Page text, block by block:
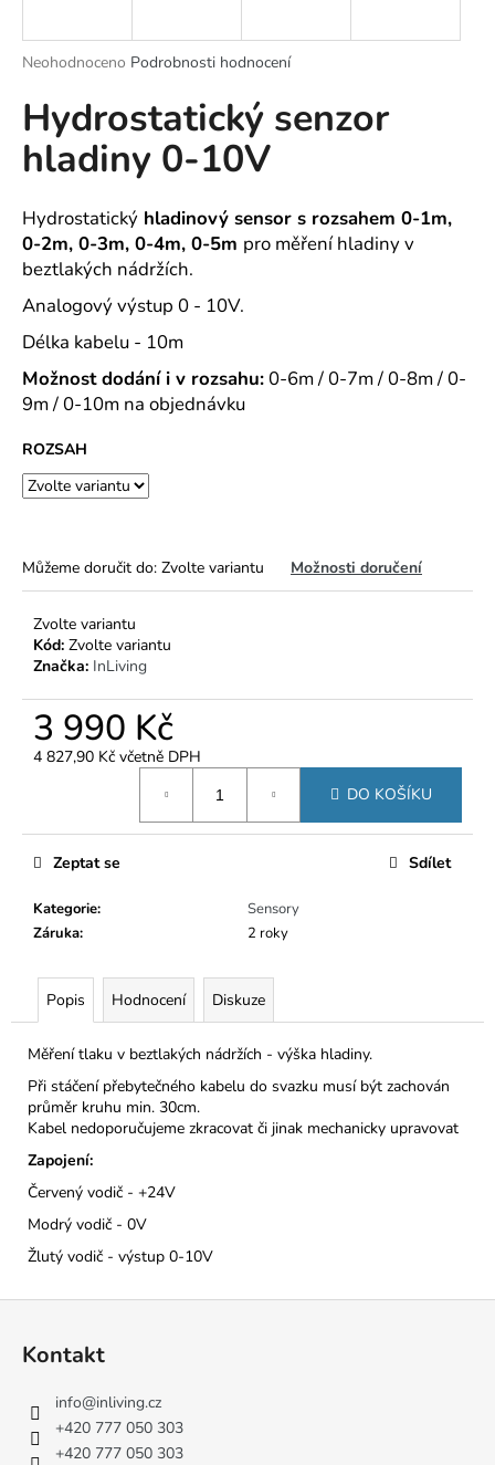
Průměrné
produktu
je
0,0
z
hvězdiček.
Neohodnoceno Podrobnosti hodnocení
Hydrostatický senzor
hladiny 0-10V
Hydrostatický hladinový sensor s rozsahem 0-1m,
0-2m, 0-3m, 0-4m, 0-5m pro měření hladiny v
beztlakých nádržích.
Analogový výstup 0 - 10V.
Délka kabelu - 10m
Možnost dodání i v rozsahu: 0-6m / 0-7m / 0-8m / 0-
9m / 0-10m na objednávku
ROZSAH
Můžeme doručit do: Zvolte variantu Možnosti doručení
Zvolte variantu
Kód: Zvolte variantu
Značka: InLiving
3 990 Kč
4 827,90 Kč včetně DPH
DO KOŠÍKU
Kategorie:
Sensory
Záruka: 2 roky
Zeptat se Sdílet
Popis Hodnocení Diskuze
Měření tlaku v beztlakých nádržích - výška hladiny.
Při stáčení přebytečného kabelu do svazku musí být zachován
průměr kruhu min. 30cm.
Kabel nedoporučujeme zkracovat či jinak mechanicky upravovat
Zapojení:
Červený vodič - +24V
Modrý vodič - 0V
Žlutý vodič - výstup 0-10V
j
t
?
HLEDAT
D
o
p
r
u
č
e
m
e
Kontakt
info@inliving.cz
+420 777 050 303
+420 777 050 303